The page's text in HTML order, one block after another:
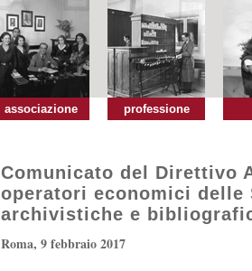
associazione professione
Comunicato del Direttivo
operatori economici delle
archivistiche e
Roma, 9 febbraio 2017